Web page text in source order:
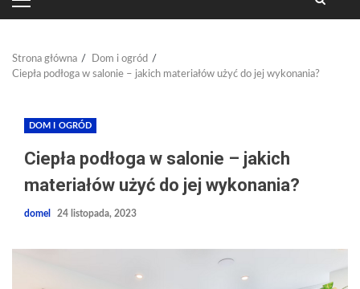
PRIMARY
MENU
Strona główna
Dom i ogród
Ciepła podłoga w salonie – jakich materiałów użyć do jej wykonania?
DOM I OGRÓD
Ciepła podłoga w salonie – jakich
materiałów użyć do jej wykonania?
domel 24 listopada, 2023